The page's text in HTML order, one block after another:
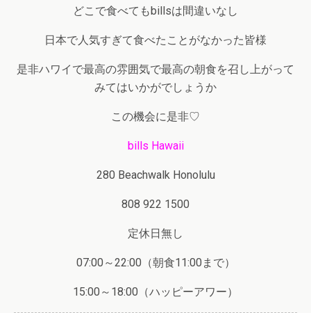
どこで食べてもbillsは間違いなし
日本で人気すぎて食べたことがなかった皆様
是非ハワイで最高の雰囲気で最高の朝食を召し上がって
みてはいかがでしょうか
この機会に是非♡
bills Hawaii
280 Beachwalk Honolulu
808 922 1500
定休日無し
07:00～22:00（朝食11:00まで）
15:00～18:00（ハッピーアワー）